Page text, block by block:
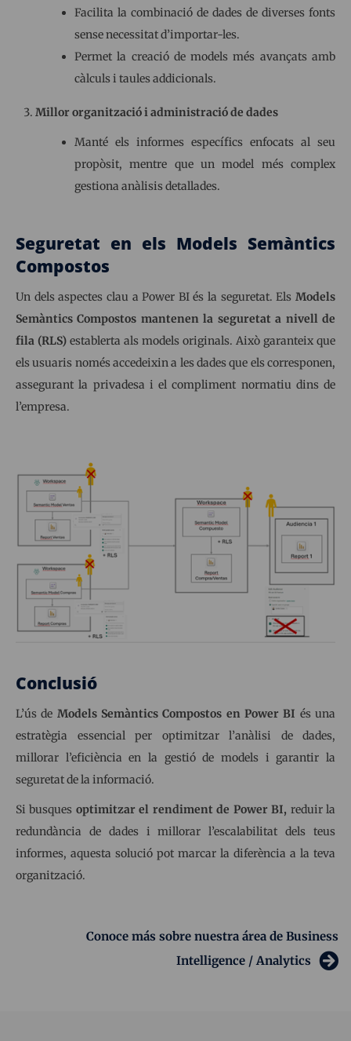
Facilita la combinació de dades de diverses fonts
sense necessitat d’importar-les.
Permet la creació de models més avançats amb
càlculs i taules addicionals.
Millor organització i administració de dades
Manté els informes específics enfocats al seu
propòsit, mentre que un model més complex
gestiona anàlisis detallades.
Seguretat en els Models Semàntics
Compostos
Un dels aspectes clau a Power BI és la seguretat. Els Models
Semàntics Compostos mantenen la seguretat a nivell de
fila (RLS) establerta als models originals. Això garanteix que
els usuaris només accedeixin a les dades que els corresponen,
assegurant la privadesa i el compliment normatiu dins de
l’empresa.
Conclusió
L’ús de Models Semàntics Compostos en Power BI és una
estratègia essencial per optimitzar l’anàlisi de dades,
millorar l’eficiència en la gestió de models i garantir la
seguretat de la informació.
Si busques optimitzar el rendiment de Power BI, reduir la
redundància de dades i millorar l’escalabilitat dels teus
informes, aquesta solució pot marcar la diferència a la teva
organització.
Conoce más sobre nuestra área de Business
Intelligence / Analytics